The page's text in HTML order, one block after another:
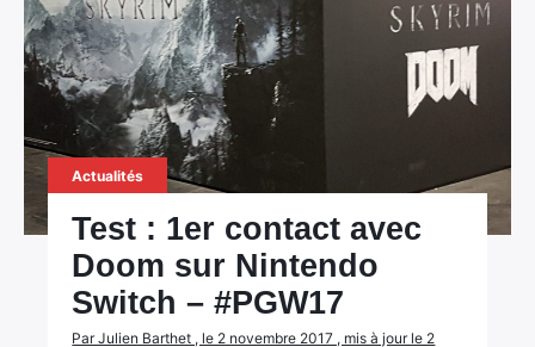
Actualités
Test : 1er contact avec
Doom sur Nintendo
Switch – #PGW17
Par Julien Barthet , le 2 novembre 2017 , mis à jour le 2